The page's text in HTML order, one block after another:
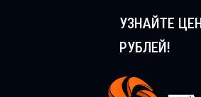
УЗНАЙТЕ
РУБЛЕЙ!